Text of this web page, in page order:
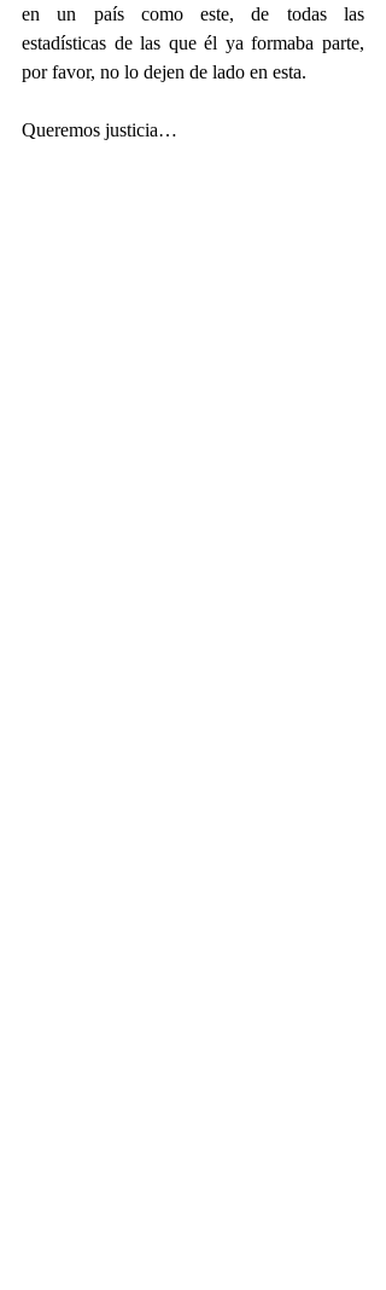
en un país como este, de todas las
estadísticas de las que él ya formaba parte,
por favor, no lo dejen de lado en esta.
Queremos justicia…